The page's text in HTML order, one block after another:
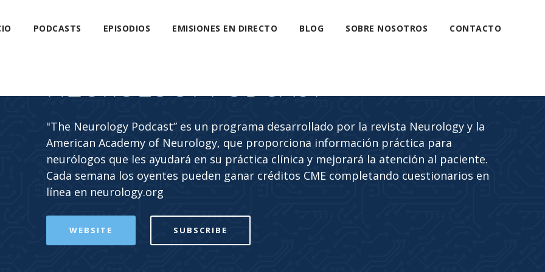
PODCASTS EPISODIOS EMISIONES EN DIRECTO BLOG SOBRE NOSOTROS CONTACTO
NEUROLOGY PODCAST
"The Neurology Podcast” es un programa desarrollado por la revista Neurology y la
American Academy of Neurology, que proporciona información práctica para
neurólogos que les ayudará en su práctica clínica y mejorará la atención al paciente.
Cada semana los oyentes pueden ganar créditos CME completando cuestionarios en
línea en neurology.org
WEBSITE SUBSCRIBE